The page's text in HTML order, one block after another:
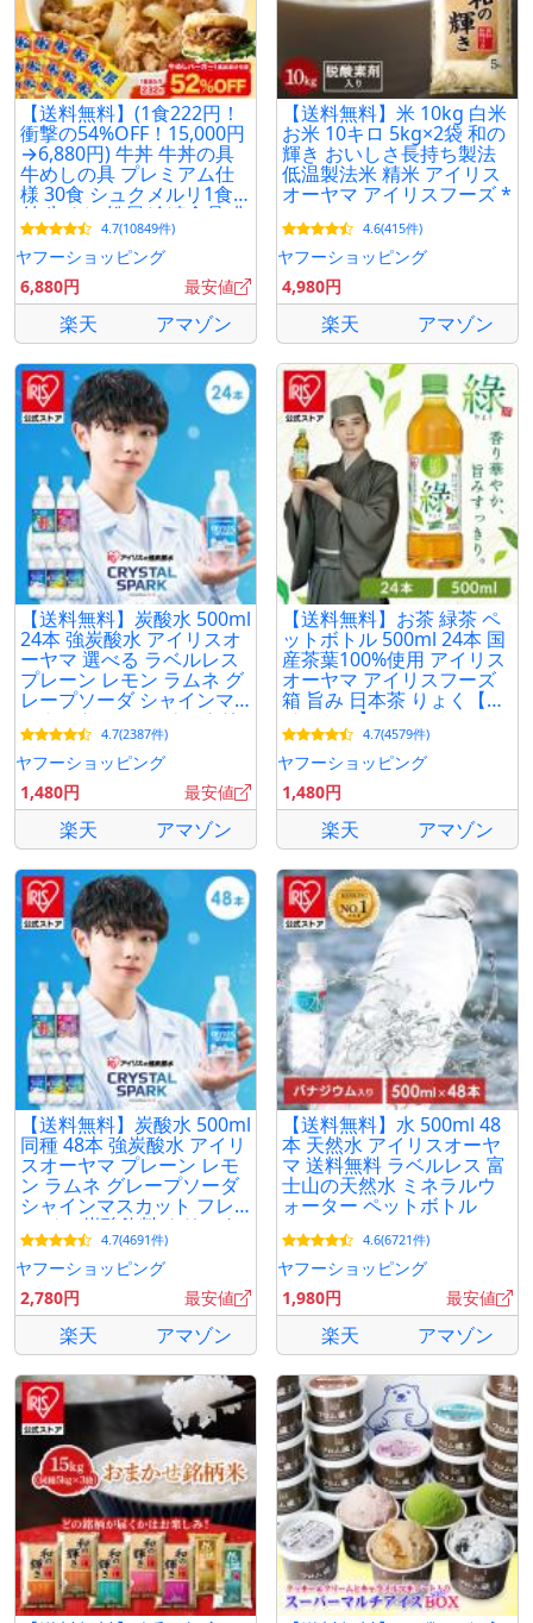
【送料無料】(1食222円！
衝撃の54%OFF！15,000円
→6,880円) 牛丼 牛丼の具
牛めしの具 プレミアム仕
様 30食 シュクメルリ1食
付 牛めし 松屋 冷凍食品 非
常食 4.7(10849件)
ヤフーショッピング
6,880円
最安値
楽天 アマゾン
【送料無料】米 10kg 白米
お米 10キロ 5kg×2袋 和の
輝き おいしさ長持ち製法
低温製法米 精米 アイリス
オーヤマ アイリスフーズ *
4.6(415件)
ヤフーショッピング
4,980円
楽天 アマゾン
【送料無料】炭酸水 500ml
24本 強炭酸水 アイリスオ
ーヤマ 選べる ラベルレス
プレーン レモン ラムネ グ
レープソーダ シャインマ
スカット フレーバー クリ
スタルスパーク *
4.7(2387件)
ヤフーショッピング
1,480円
最安値
楽天 アマゾン
【送料無料】お茶 緑茶 ペ
ットボトル 500ml 24本 国
産茶葉100%使用 アイリス
オーヤマ アイリスフーズ
箱 旨み 日本茶 りょく【ラ
ベルレス】
4.7(4579件)
ヤフーショッピング
1,480円
楽天 アマゾン
【送料無料】炭酸水 500ml
同種 48本 強炭酸水 アイリ
スオーヤマ プレーン レモ
ン ラムネ グレープソーダ
シャインマスカット フレ
ーバー 炭酸飲料 クリスタ
ルスパーク *4.7(4691件)
ヤフーショッピング
2,780円
最安値
楽天 アマゾン
【送料無料】水 500ml 48
本 天然水 アイリスオーヤ
マ 送料無料 ラベルレス 富
士山の天然水 ミネラルウ
ォーター ペットボトル
4.6(6721件)
ヤフーショッピング
1,980円
最安値
楽天 アマゾン